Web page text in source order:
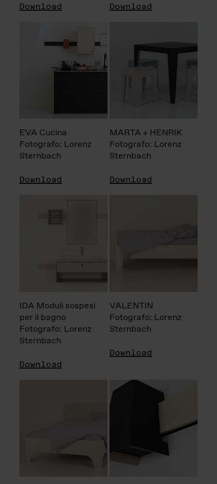
Download Download
EVA Cucina
Fotografo: Lorenz
Sternbach
Download
MARTA + HENRIK
Fotografo: Lorenz
Sternbach
Download
IDA Moduli sospesi
per il bagno
Fotografo: Lorenz
Sternbach
Download
VALENTIN
Fotografo: Lorenz
Sternbach
Download